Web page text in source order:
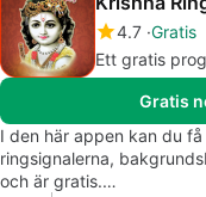
4.7 Gratis
Ett gratis
Gratis
I den här appen kan du
ringsignalerna,
och är gratis.…